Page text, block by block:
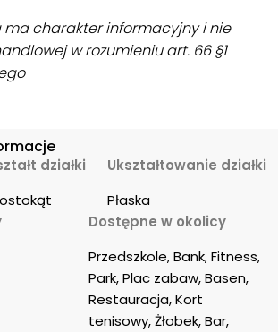
ma charakter informacyjny i nie
w rozumieniu art. 66 §1
działki
Ukształtowanie działki
Płaska
Dostępne w okolicy
Przedszkole, Bank, Fitness,
Park, Plac zabaw, Basen,
Restauracja, Kort
tenisowy, Żłobek, Bar,